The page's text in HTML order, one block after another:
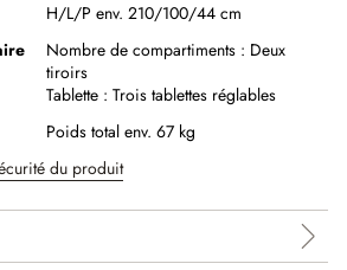
H/L/P env. 210/100/44 cm
Nombre de compartiments : Deux
tiroirs
Tablette : Trois tablettes réglables
Poids total env. 67 kg
du produit